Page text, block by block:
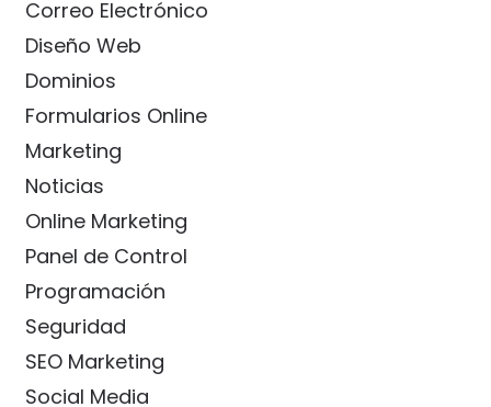
Correo Electrónico
Diseño Web
Dominios
Formularios Online
Marketing
Noticias
Online Marketing
Panel de Control
Programación
Seguridad
SEO Marketing
Social Media